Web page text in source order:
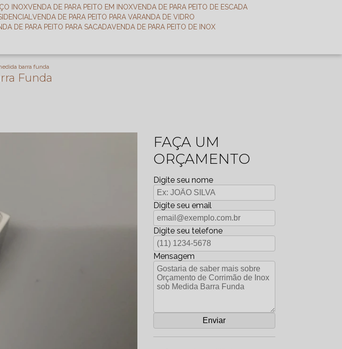
INOX VENDA DE PARA PEITO EM INOX
VENDA DE PARA PEITO DE ESCADA
VENDA DE PARA PEITO PARA VARANDA DE VIDRO
DE PARA PEITO PARA SACADA
VENDA DE PARA PEITO DE INOX
barra funda
Funda
FAÇA UM
ORÇAMENTO
Digite seu nome
Digite seu email
Digite seu telefone
Mensagem